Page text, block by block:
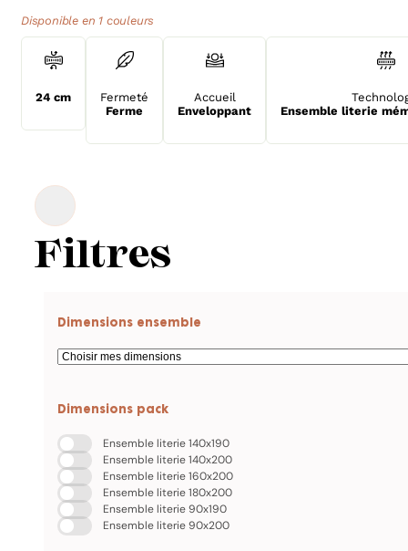
Disponible en 1 couleurs
24 cm
Fermeté
Ferme
Accueil
Enveloppant
Ensemble literie
Filtres
Dimensions ensemble
Dimensions pack
Ensemble literie 140x190
Ensemble literie 140x200
Ensemble literie 160x200
Ensemble literie 180x200
Ensemble literie 90x190
Ensemble literie 90x200